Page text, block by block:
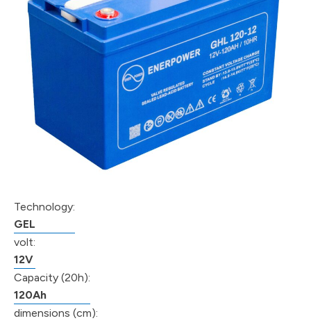
Technology:
GEL
volt:
12V
Capacity (20h):
120Ah
dimensions (cm):